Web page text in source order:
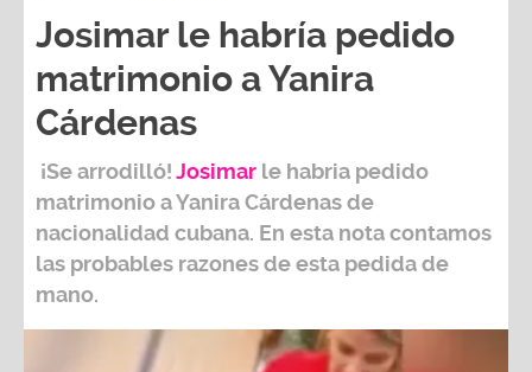
Josimar le habría pedido
matrimonio a Yanira
Cárdenas
¡Se arrodilló!Josimar le habria pedido
matrimonio a Yanira Cárdenas de
nacionalidad cubana. En esta nota contamos
las probables razones de esta pedida de
mano.